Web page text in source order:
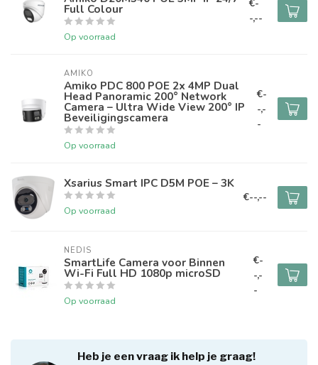
Full Colour
Op voorraad
€-
-,--
AMIKO
Amiko PDC 800 POE 2x 4MP Dual
Head Panoramic 200° Network
Camera – Ultra Wide View 200° IP
Beveiligingscamera
Op voorraad
€-
-,-
-
Xsarius Smart IPC D5M POE – 3K
Op voorraad
€--,--
NEDIS
SmartLife Camera voor Binnen
Wi-Fi Full HD 1080p microSD
Op voorraad
€-
-,-
-
Heb je een vraag ik help je graag!